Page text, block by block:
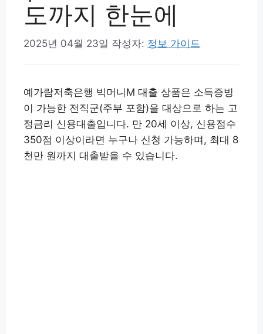
도까지 한눈에
2025년 04월 23일 작성자: 정보 가이드
예가람저축은행 빅머니M 대출 상품은 소득증빙
이 가능한 전직군(주부 포함)을 대상으로 하는 고
정금리 신용대출입니다. 만 20세 이상, 신용점수
350점 이상이라면 누구나 신청 가능하며, 최대 8
천만 원까지 대출받을 수 있습니다.